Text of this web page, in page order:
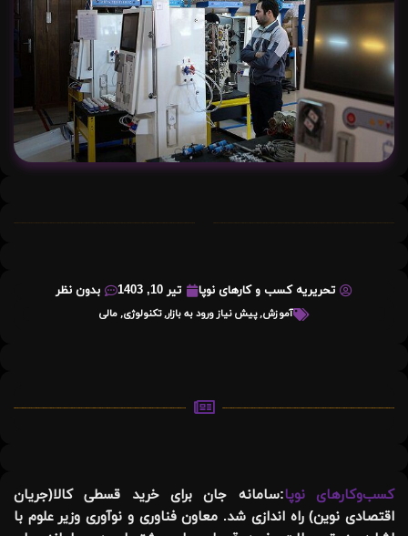
تحریریه کسب و کارهای نوپا تیر 10, 1403 بدون نظر
آموزش,پیش نیاز ورود به بازار,تکنولوژی,مالی
کسب‌وکارهای نوپا:سامانه جان برای خرید قسطی کالا(جریان
اقتصادی نوین) راه اندازی شد. معاون فناوری و نوآوری وزیر علوم با